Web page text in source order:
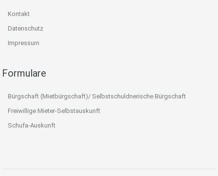
Kontakt
Datenschutz
Impressum
Formulare
Bürgschaft (Mietbürgschaft)/ Selbstschuldnerische Bürgschaft
Freiwillige Mieter-Selbstauskunft
Schufa-Auskunft